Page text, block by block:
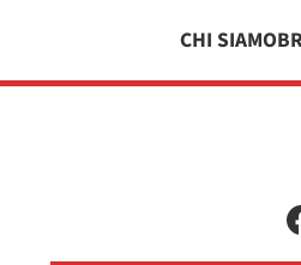
CHI SIAMO